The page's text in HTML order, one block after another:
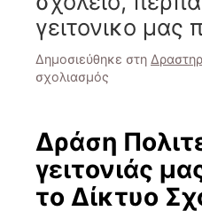
γειτονικο μας
Δημοσιεύθηκε στη
σχολιασμός
Ημέρα
Σχολικού
Αθλητισμού,
26-
9-
Δράση
γειτονιάς
το Δίκτυο